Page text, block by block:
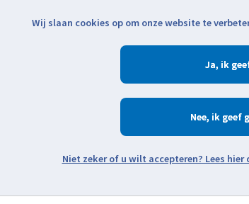
Wij slaan cookies op om onze website te
Ja
Nee